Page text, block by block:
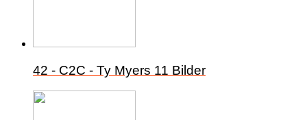
42 - C2C - Ty Myers 11 Bilder